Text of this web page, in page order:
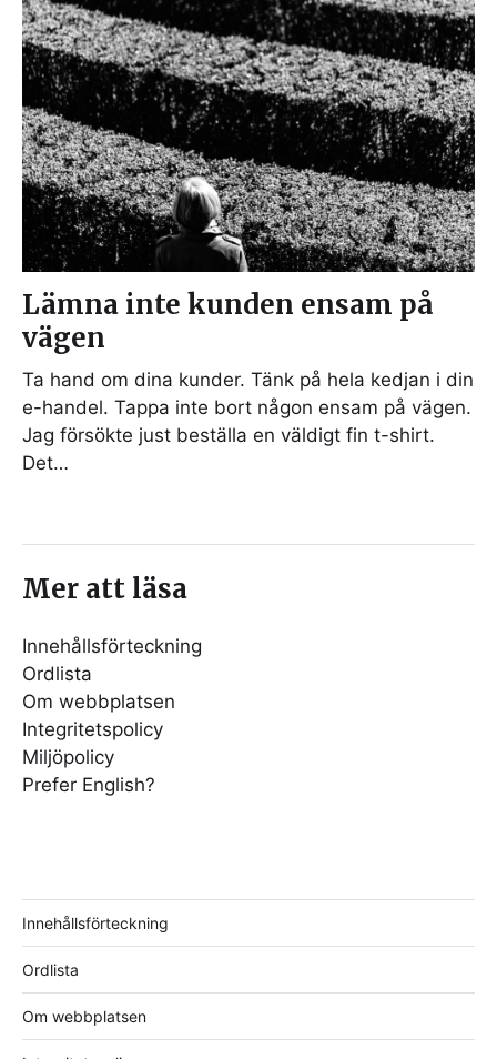
Lämna inte kunden ensam på
vägen
Ta hand om dina kunder. Tänk på hela kedjan i din
e-handel. Tappa inte bort någon ensam på vägen.
Jag försökte just beställa en väldigt fin t-shirt.
Det…
Mer att läsa
Innehållsförteckning
Ordlista
Om webbplatsen
Integritetspolicy
Miljöpolicy
Prefer English?
Innehållsförteckning
Ordlista
Om webbplatsen